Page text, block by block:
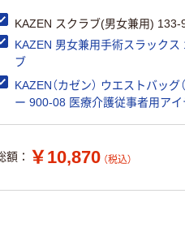
KAZEN スクラブ(男女兼用)
KAZEN 男女兼用手術スラック
ブ
KAZEN（カゼン） ウエストバッグ
ー 900-08 医療介護従事者用アイ
額： ￥10,870 （税込）